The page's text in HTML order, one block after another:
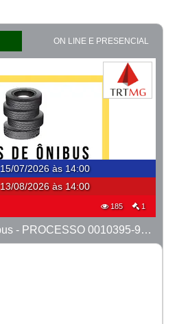
ON LINE E PRESENCIAL
15/07/2026 às 14:00
13/08/2026 às 14:00
185 1
LOTE 07 - Pneus Ônibus - PROCESSO 0010395-98.2024-6ª CONTAGEM